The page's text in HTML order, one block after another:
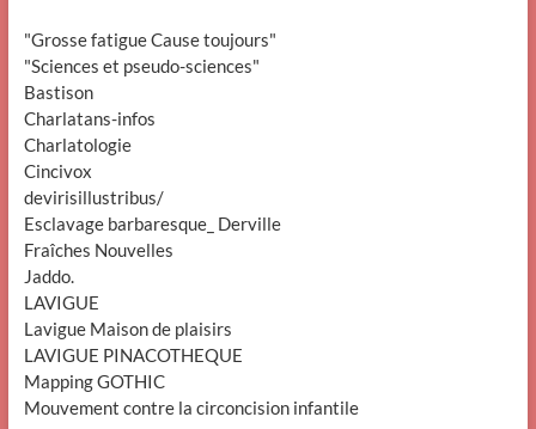
"Grosse fatigue Cause toujours"
"Sciences et pseudo-sciences"
Bastison
Charlatans-infos
Charlatologie
Cincivox
devirisillustribus/
Esclavage barbaresque_ Derville
Fraîches Nouvelles
Jaddo.
LAVIGUE
Lavigue Maison de plaisirs
LAVIGUE PINACOTHEQUE
Mapping GOTHIC
Mouvement contre la circoncision infantile